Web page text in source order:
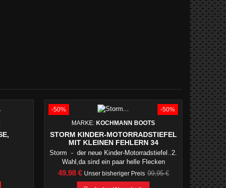
-50%
-50%
MARKE:KOCHMANN BOOTS
STORM KINDER-MOTORRADSTIEFEL
MIT KLEINEN FEHLERN 34
Storm - der neue Kinder-Motorradstiefel..2.
Wahl,da sind ein paar helle Flecken
drauf.Erfahrungsgemäß erzielt man hier mit
Preis
49,98 € Unser bisheriger Preis Verkaufspreis
99,95 €